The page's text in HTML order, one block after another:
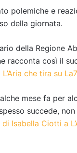
polemiche e
della giornata.
della Regione
racconta così il
che tira su
mese fa per
succede,
Isabella Ciotti a